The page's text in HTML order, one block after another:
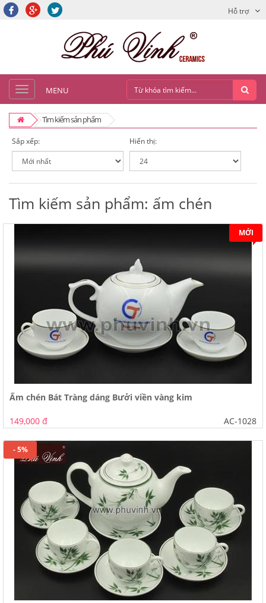
Hỗ trợ
MENU
Tìm kiếm sản phẩm
Sắp xếp: Hiển thị:
Tìm kiếm sản phẩm: ấm chén
MỚI
Ấm chén Bát Tràng dáng Bưởi viền vàng kim
149,000 đ AC-1028
- 5%